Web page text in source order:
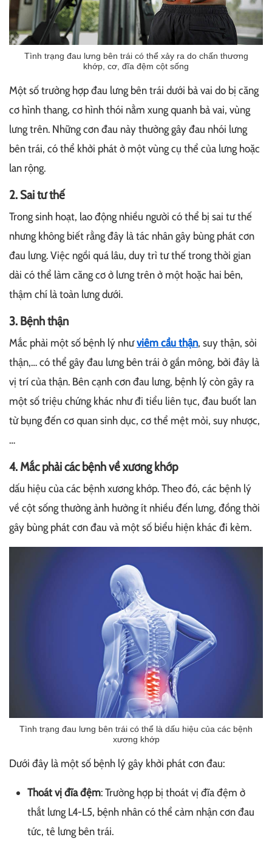
Tình trạng đau lưng bên trái có thể xảy ra do chấn thương
khớp, cơ, đĩa đệm cột sống
Một số trường hợp đau lưng bên trái dưới bả vai do bị căng
cơ hình thang, cơ hình thói nằm xung quanh bả vai, vùng
lưng trên. Những cơn đau này thường gây đau nhói lưng
bên trái, có thể khởi phát ở một vùng cụ thể của lưng hoặc
lan rộng.
2. Sai tư thế
Trong sinh hoạt, lao động nhiều người có thể bị sai tư thế
nhưng không biết rằng đây là tác nhân gây bùng phát cơn
đau lưng. Việc ngồi quá lâu, duy trì tư thế trong thời gian
dài có thể làm căng cơ ở lưng trên ở một hoặc hai bên,
thậm chí là toàn lưng dưới.
3. Bệnh thận
Mắc phải một số bệnh lý nhưviêm cầu thận, suy thận, sỏi
thận,… có thể gây đau lưng bên trái ở gần mông, bởi đây là
vị trí của thận. Bên cạnh cơn đau lưng, bệnh lý còn gây ra
một số triệu chứng khác như đi tiểu liên tục, đau buốt lan
từ bụng đến cơ quan sinh dục, cơ thể mệt mỏi, suy nhược,
…
4. Mắc phải các bệnh về xương khớp
dấu hiệu của các bệnh xương khớp. Theo đó, các bệnh lý
về cột sống thường ảnh hưởng ít nhiều đến lưng, đồng thời
gây bùng phát cơn đau và một số biểu hiện khác đi kèm.
Tình trạng đau lưng bên trái có thể là dấu hiệu của các bệnh
xương khớp
Dưới đây là một số bệnh lý gây khởi phát cơn đau:
Thoát vị đĩa đệm: Trường hợp bị thoát vị đĩa đệm ở
thắt lưng L4-L5, bệnh nhân có thể cảm nhận cơn đau
tức, tê lưng bên trái.